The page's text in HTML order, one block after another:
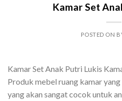
Kamar Set
POSTED ON
Kamar Set Anak Putri Lukis
Produk mebel ruang kamar
yang akan sangat cocok untuk